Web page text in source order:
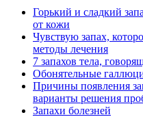
Горький и сладкий
от кожи
Чувствую запах,
методы лечения
7 запахов тела,
Обонятельные
Причины появления
варианты решения
Запахи болезней